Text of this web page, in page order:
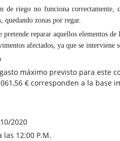
de riego no funciona correctamente,
quedando zonas por regar.
pretende reparar aquellos elementos
afectados, ya que se interviene
máximo previsto para este
€ corresponden a la base
2020
las 12:00 P.M.